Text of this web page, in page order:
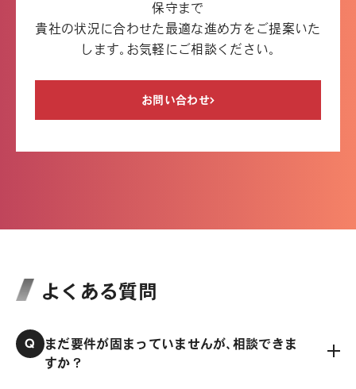
保守まで
貴社の状況に合わせた最適な進め方をご提案いた
します。お気軽にご相談ください。
お問い合わせ
よくある質問
Q
まだ要件が固まっていませんが、相談できま
すか？